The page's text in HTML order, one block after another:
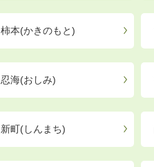
柿本(かきのもと)
忍海(おしみ)
新町(しんまち)